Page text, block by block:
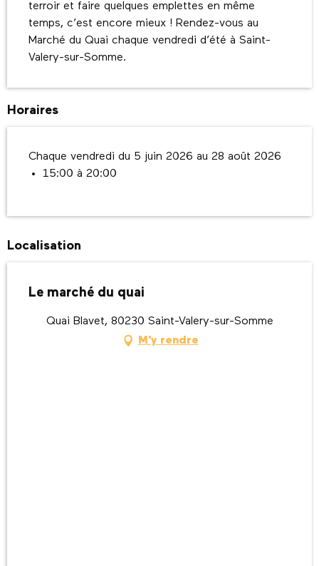
terroir et faire quelques emplettes en même
temps, c’est encore mieux ! Rendez-vous au
Marché du Quai chaque vendredi d’été à Saint-
Valery-sur-Somme.
Horaires
Chaque vendredi du 5 juin 2026 au 28 août 2026
15:00 à 20:00
Localisation
Le marché du quai
Quai Blavet, 80230 Saint-Valery-sur-Somme
M'y rendre